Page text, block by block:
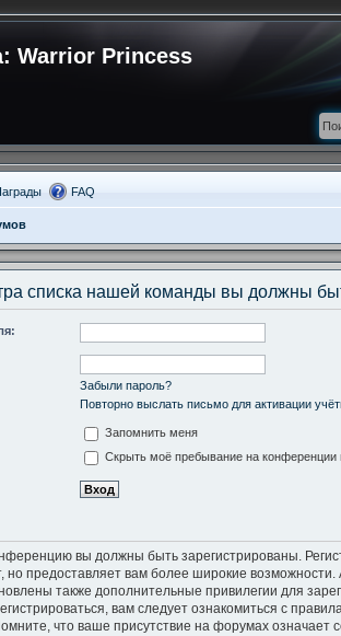
Warrior Princess
FAQ
списка нашей команды вы должны
Забыли пароль?
Повторно выслать письмо для активации
Запомнить меня
Скрыть моё пребывание на конференции
вы должны быть зарегистрированы.
но предоставляет вам более широкие
также дополнительные привилегии для
вам следует ознакомиться с
что ваше присутствие на форумах означает